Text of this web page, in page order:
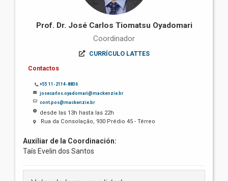
Prof. Dr. José Carlos Tiomatsu Oyadomari
Coordinador
CURRÍCULO LATTES
Contactos
+55 11-2114-8836
josecarlos.oyadomari@mackenzie.br
cont.pos@mackenzie.br
desde las 13h hasta las 22h
Rua da Consolação, 930 Prédio 45 - Térreo
Auxiliar de la Coordinación:
Taís Evelin dos Santos